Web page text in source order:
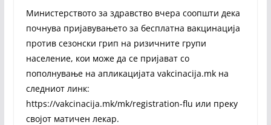
Министерството за здравство вчера соопшти дека
почнува пријавувањето за бесплатна вакцинација
против сезонски грип на ризичните групи
население, кои може да се пријават со
пополнување на апликацијата vakcinacija.mk на
следниот линк:
https://vakcinacija.mk/mk/registration-flu или преку
својот матичен лекар.